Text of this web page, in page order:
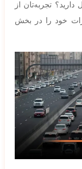
تجربه‌تان از
خود را در بخش